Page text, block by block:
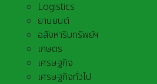
Logistics
ยานยนต์
อสังหาริมทรัพย์ฯ
เกษตร
เศรษฐกิจ
เศรษฐกิจทั่วไป